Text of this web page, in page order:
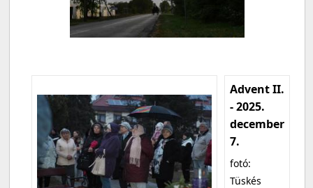
Advent II.
- 2025.
december
7.
fotó:
Tüskés